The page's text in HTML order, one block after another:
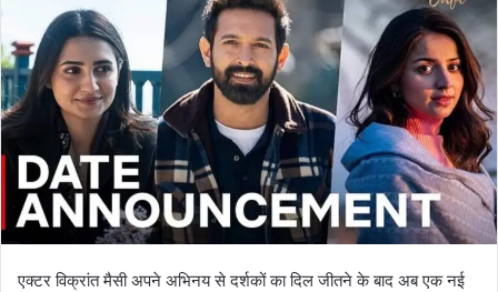
एक्टर विक्रांत मैसी अपने अभिनय से दर्शकों का दिल जीतने के बाद अब एक नई